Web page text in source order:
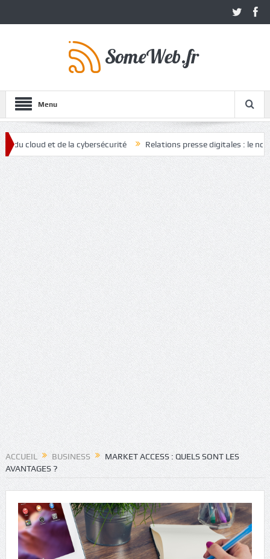
Menu
et de la cybersécurité Relations presse digitales : le nouvel
ACCUEIL BUSINESS
MARKET ACCESS : QUELS SONT LES
AVANTAGES ?